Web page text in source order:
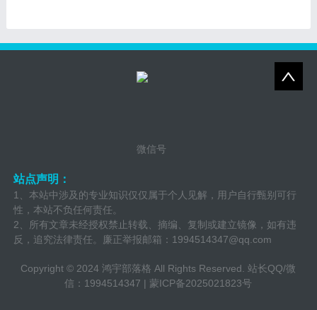
微信号
站点声明：
1、本站中涉及的专业知识仅仅属于个人见解，用户自行甄别可行
性，本站不负任何责任。
2、所有文章未经授权禁止转载、摘编、复制或建立镜像，如有违
反，追究法律责任。廉正举报邮箱： 1994514347@qq.com
Copyright © 2024 鸿宇部落格 All Rights Reserved. 站长QQ/微
信：1994514347 | 蒙ICP备2025021823号